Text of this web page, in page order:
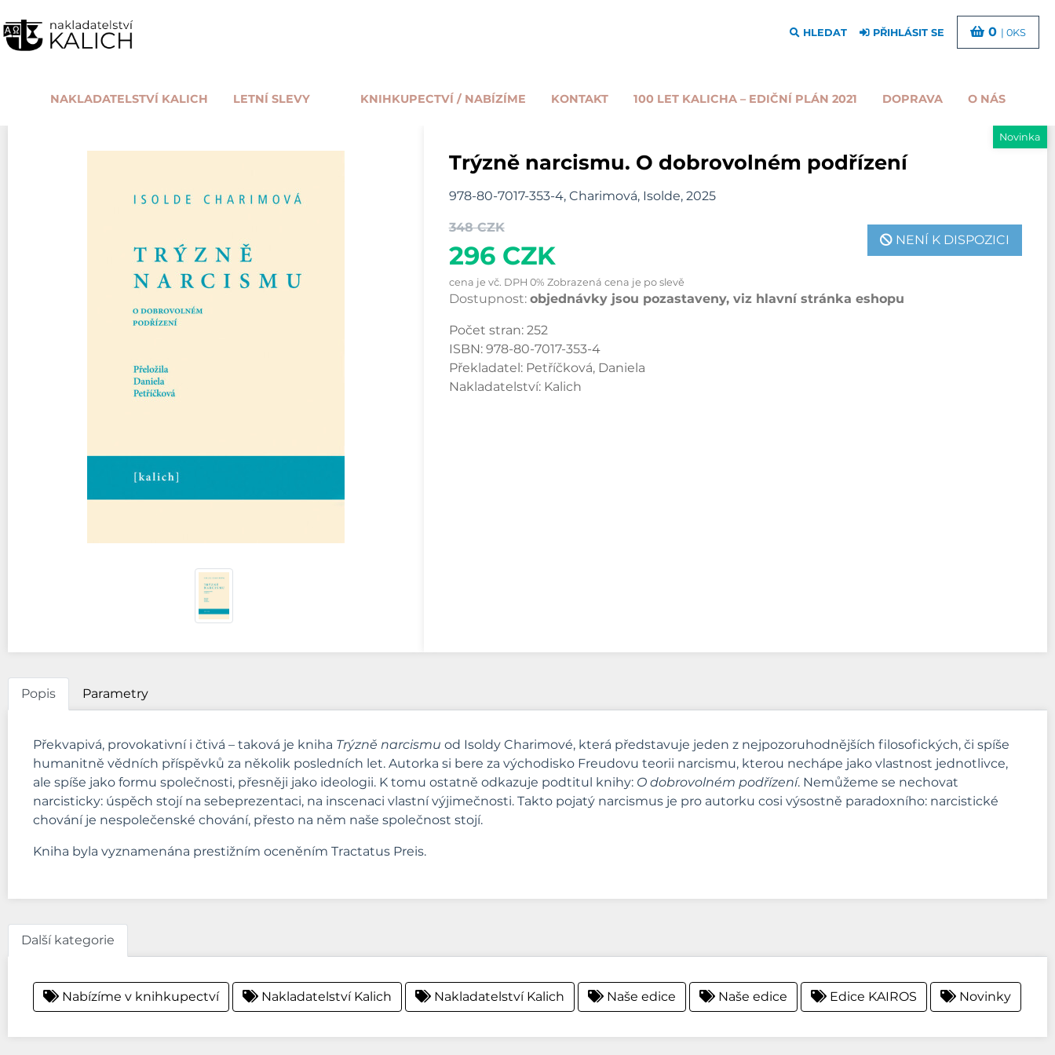
NAKLADATELSTVÍ KALICH LETNÍ SLEVY KNIHKUPECTVÍ / NABÍZÍME KONTAKT 100 LET KALICHA – EDIČNÍ PLÁN 2021 DOPRAVA O NÁS
HLEDAT PŘIHLÁSIT SE 0 | 0KS
Novinka
Trýzně narcismu. O dobrovolném podřízení
978-80-7017-353-4, Charimová, Isolde, 2025
348 CZK
296 CZK
NENÍ K DISPOZICI
cena je vč. DPH 0% Zobrazená cena je po slevě
Dostupnost: objednávky jsou pozastaveny, viz hlavní stránka eshopu
Počet stran: 252
ISBN: 978-80-7017-353-4
Překladatel: Petříčková, Daniela
Nakladatelství: Kalich
Popis Parametry
Překvapivá, provokativní i čtivá – taková je kniha Trýzně narcismu od Isoldy Charimové, která představuje jeden z nejpozoruhodnějších filosofických, či spíše
humanitně vědních příspěvků za několik posledních let. Autorka si bere za východisko Freudovu teorii narcismu, kterou nechápe jako vlastnost jednotlivce,
ale spíše jako formu společnosti, přesněji jako ideologii. K tomu ostatně odkazuje podtitul knihy: O dobrovolném podřízení. Nemůžeme se nechovat
narcisticky: úspěch stojí na sebeprezentaci, na inscenaci vlastní výjimečnosti. Takto pojatý narcismus je pro autorku cosi výsostně paradoxního: narcistické
chování je nespolečenské chování, přesto na něm naše společnost stojí.
Kniha byla vyznamenána prestižním oceněním Tractatus Preis.
Další kategorie
Nabízíme v knihkupectví Nakladatelství Kalich Nakladatelství Kalich Naše edice Naše edice Edice KAIROS Novinky